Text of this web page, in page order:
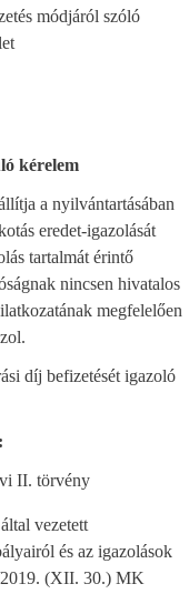
módjáról szóló
kérelem
a nyilvántartásában
eredet-igazolását
tartalmát érintő
nincsen hivatalos
megfelelően
díj befizetését igazoló
II. törvény
vezetett
és az igazolások
2019. (XII. 30.) MK